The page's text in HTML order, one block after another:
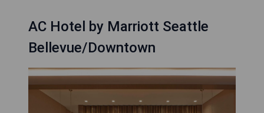
AC Hotel by Marriott Seattle
Bellevue/Downtown